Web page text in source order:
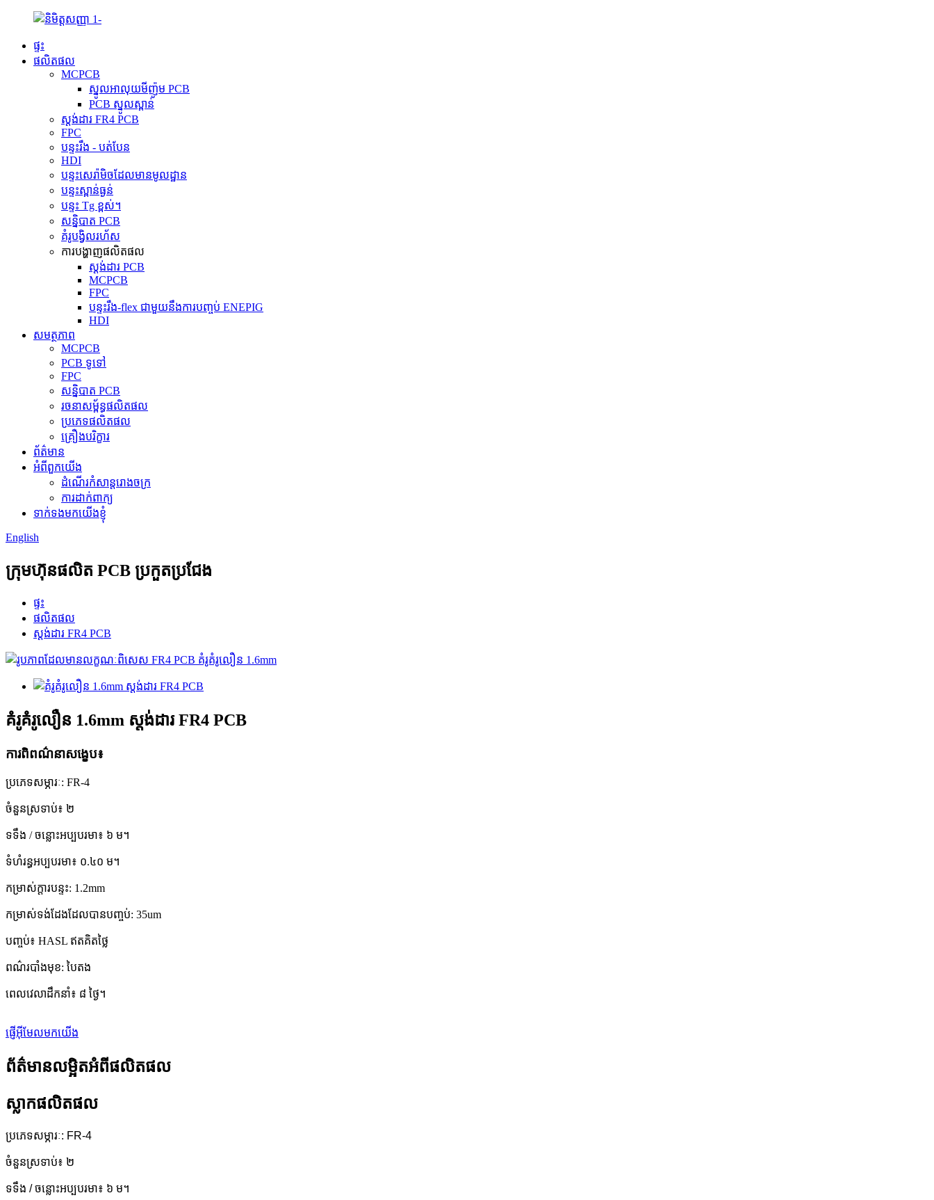
ផ្ទះ
ផលិតផល
MCPCB
ស្នូលអាលុយមីញ៉ូម PCB
PCB ស្នូលស្ពាន់
ស្តង់ដារ FR4 PCB
FPC
បន្ទះរឹង - បត់បែន
HDI
បន្ទះសេរ៉ាមិចដែលមានមូលដ្ឋាន
បន្ទះស្ពាន់ធ្ងន់
បន្ទះ Tg ខ្ពស់។
សន្និបាត PCB
គំរូបង្វិលរហ័ស
ការបង្ហាញផលិតផល
ស្តង់ដារ PCB
MCPCB
FPC
បន្ទះរឹង-flex ជាមួយនឹងការបញ្ចប់ ENEPIG
HDI
សមត្ថភាព
MCPCB
PCB ទូទៅ
FPC
សន្និបាត PCB
រចនាសម្ព័ន្ធផលិតផល
ប្រភេទផលិតផល
គ្រឿងបរិក្ខារ
ព័ត៌មាន
អំពីពួកយើង
ដំណើរកំសាន្តរោងចក្រ
ការដាក់ពាក្យ
ទាក់ទងមកយើងខ្ញុំ
English
ក្រុមហ៊ុនផលិត PCB ប្រកួតប្រជែង
ផ្ទះ
ផលិតផល
ស្តង់ដារ FR4 PCB
គំរូគំរូលឿន 1.6mm ស្តង់ដារ FR4 PCB
ការពិពណ៌នាសង្ខេប៖
ប្រភេទសម្ភារៈ: FR-4
ចំនួនស្រទាប់៖ ២
ទទឹង / ចន្លោះអប្បបរមា៖ ៦ ម។
ទំហំរន្ធអប្បបរមា៖ ០.៤០ ម។
កម្រាស់ក្តារបន្ទះ: 1.2mm
កម្រាស់ទង់ដែងដែលបានបញ្ចប់: 35um
បញ្ចប់៖ HASL ឥតគិតថ្លៃ
ពណ៌របាំងមុខ: បៃតង
ពេលវេលាដឹកនាំ៖ ៨ ថ្ងៃ។
ផ្ញើអ៊ីមែលមកយើង
ព័ត៌មានលម្អិតអំពីផលិតផល
ស្លាកផលិតផល
ប្រភេទសម្ភារៈ: FR-4
ចំនួនស្រទាប់៖ ២
ទទឹង / ចន្លោះអប្បបរមា៖ ៦ ម។